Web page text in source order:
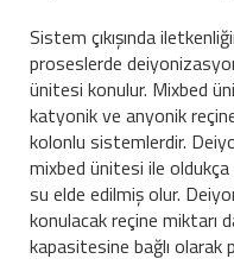
Sistem çıkışında
proseslerde
ünitesi konulur. Mixbed
katyonik ve anyonik
kolonlu sistemlerdir.
mixbed ünitesi ile
su elde edilmiş olur.
konulacak reçine miktarı
kapasitesine bağlı olarak